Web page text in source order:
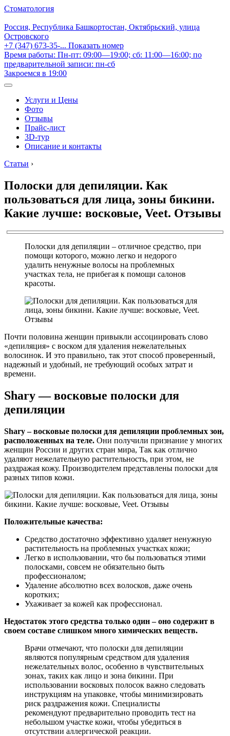
Стоматология
Россия, Республика Башкортостан, Октябрьский, улица
Островского
+7 (347) 673-35-... Показать номер
Время работы: Пн-пт: 09:00—19:00; сб: 11:00—16:00; по
предварительной записи: пн-сб
Закроемся в 19:00
Услуги и Цены
Фото
Отзывы
Прайс-лист
3D-тур
Описание и контакты
Статьи ›
Полоски для депиляции. Как
пользоваться для лица, зоны бикини.
Какие лучше: восковые, Veet. Отзывы
Полоски для депиляции – отличное средство, при
помощи которого, можно легко и недорого
удалить ненужные волосы на проблемных
участках тела, не прибегая к помощи салонов
красоты.
Почти половина женщин привыкли ассоциировать слово
«депиляция» с воском для удаления нежелательных
волосинок. И это правильно, так этот способ проверенный,
надежный и удобный, не требующий особых затрат и
времени.
Shary — восковые полоски для
депиляции
Shary – восковые полоски для депиляции проблемных зон,
расположенных на теле. Они получили признание у многих
женщин России и других стран мира, Так как отлично
удаляют нежелательную растительность, при этом, не
раздражая кожу. Производителем представлены полоски для
разных типов кожи.
Положительные качества:
Средство достаточно эффективно удаляет ненужную
растительность на проблемных участках кожи;
Легко в использовании, что бы пользоваться этими
полосками, совсем не обязательно быть
профессионалом;
Удаление абсолютно всех волосков, даже очень
коротких;
Ухаживает за кожей как профессионал.
Недостаток этого средства только один – оно содержит в
своем составе слишком много химических веществ.
Врачи отмечают, что полоски для депиляции
являются популярным средством для удаления
нежелательных волос, особенно в чувствительных
зонах, таких как лицо и зона бикини. При
использовании восковых полосок важно следовать
инструкциям на упаковке, чтобы минимизировать
риск раздражения кожи. Специалисты
рекомендуют предварительно проводить тест на
небольшом участке кожи, чтобы убедиться в
отсутствии аллергической реакции.